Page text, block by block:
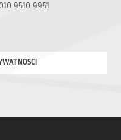
9510 9951